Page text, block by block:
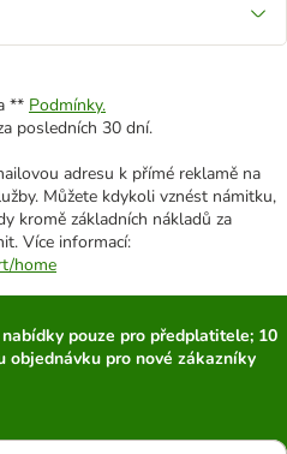
** Podmínky.
posledních 30 dní.
adresu k přímé reklamě na
Můžete kdykoli vznést námitku,
kromě základních nákladů za
Více informací:
home
pouze pro předplatitele; 10
objednávku pro nové zákazníky